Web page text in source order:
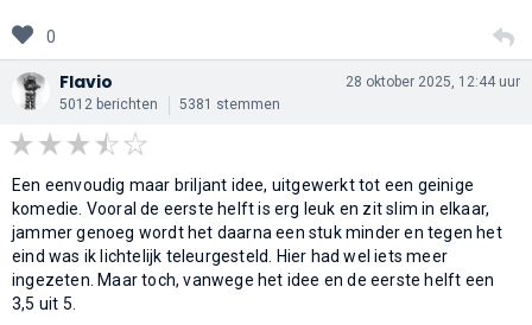
0
Flavio
5012 berichten 5381 stemmen
28 oktober 2025, 12:44 uur
Een eenvoudig maar briljant idee, uitgewerkt tot een geinige
komedie. Vooral de eerste helft is erg leuk en zit slim in elkaar,
jammer genoeg wordt het daarna een stuk minder en tegen het
eind was ik lichtelijk teleurgesteld. Hier had wel iets meer
ingezeten. Maar toch, vanwege het idee en de eerste helft een
3,5 uit 5.